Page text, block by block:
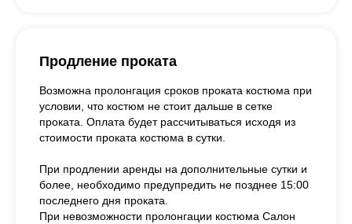
Продление проката
Возможна пролонгация сроков проката костюма при
условии, что костюм не стоит дальше в сетке
проката. Оплата будет рассчитываться исходя из
стоимости проката костюма в сутки.
При продлении аренды на дополнительные сутки и
более, необходимо предупредить не позднее 15:00
последнего дня проката.
При невозможности пролонгации костюма Салон